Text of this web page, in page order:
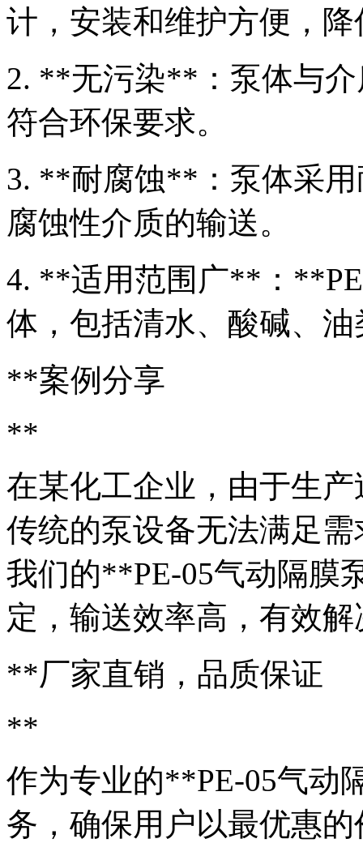
计，安装和维护方便，
2. **无污染**：泵体与
符合环保要求。
3. **耐腐蚀**：泵体采
腐蚀性介质的输送。
4. **适用范围广**：
体，包括清水、酸碱、
**案例分享
**
在某化工企业，由于生
传统的泵设备无法满足
我们的**PE-05气动隔膜
定，输送效率高，有效
**厂家直销，品质保证
**
作为专业的**PE-05气动
务，确保用户以最优惠